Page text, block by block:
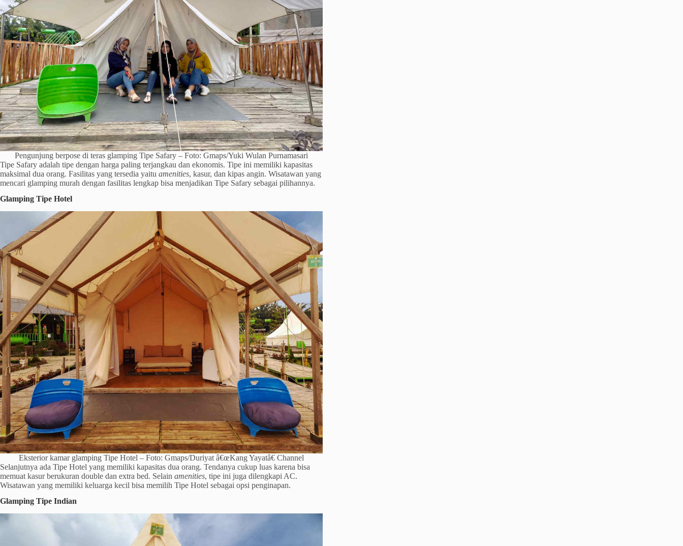
Pengunjung berpose di teras glamping Tipe Safary – Foto: Gmaps/Yuki Wulan Purnamasari
Tipe Safary adalah tipe dengan harga paling terjangkau dan ekonomis. Tipe ini memiliki kapasitas
maksimal dua orang. Fasilitas yang tersedia yaitu amenities, kasur, dan kipas angin. Wisatawan yang
mencari glamping murah dengan fasilitas lengkap bisa menjadikan Tipe Safary sebagai pilihannya.
Glamping Tipe Hotel
Eksterior kamar glamping Tipe Hotel – Foto: Gmaps/Duriyat â€œKang Yayatâ€ Channel
Selanjutnya ada Tipe Hotel yang memiliki kapasitas dua orang. Tendanya cukup luas karena bisa
memuat kasur berukuran double dan extra bed. Selain amenities, tipe ini juga dilengkapi AC.
Wisatawan yang memiliki keluarga kecil bisa memilih Tipe Hotel sebagai opsi penginapan.
Glamping Tipe Indian